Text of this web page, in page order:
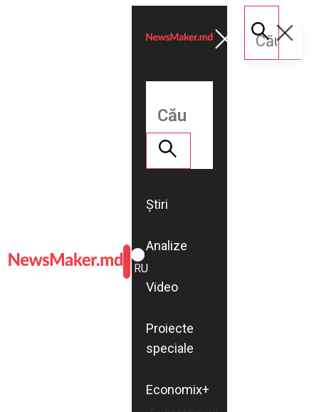
ROMÂNĂ
RU
Știri
Analize
Video
Proiecte
speciale
Economix+